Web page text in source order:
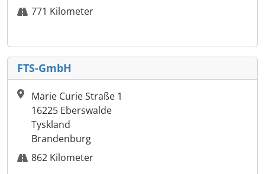
771 Kilometer
FTS-GmbH
Marie Curie Straße 1
16225 Eberswalde
Tyskland
Brandenburg
862 Kilometer